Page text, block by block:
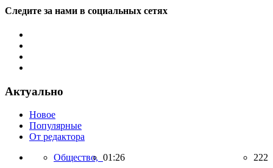
Следите за нами в социальных сетях
Актуально
Новое
Популярные
От редактора
Общество, 01:26 222